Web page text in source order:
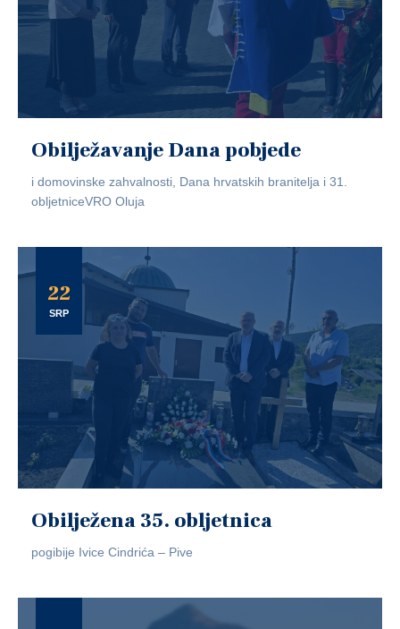
Obilježavanje Dana pobjede
i domovinske zahvalnosti, Dana hrvatskih branitelja i 31.
obljetniceVRO Oluja
22
SRP
Obilježena 35. obljetnica
pogibije Ivice Cindrića – Pive